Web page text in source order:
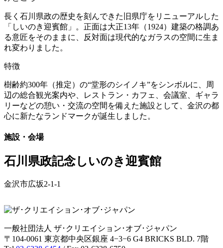
長く石川県政の歴史を刻んできた旧県庁をリニューアルした
「しいのき迎賓館」。正面は大正13年（1924）建築の格調あ
る意匠をそのままに、反対面は現代的なガラスの空間に生ま
れ変わりました。
特徴
樹齢約300年（推定）の“堂形のシイノキ”をシンボルに、周
辺の総合観光案内や、レストラン・カフェ、会議室、ギャラ
リーなどの憩い・交流の空間を備えた施設として、金沢の都
心に新たなランドマークが誕生しました。
施設・会場
石川県政記念しいのき迎賓館
金沢市広坂2-1-1
一般社団法人 ザ･クリエイション･オブ･ジャパン
〒104-0061 東京都中央区銀座 4−3−6 G4 BRICKS BLD. 7階